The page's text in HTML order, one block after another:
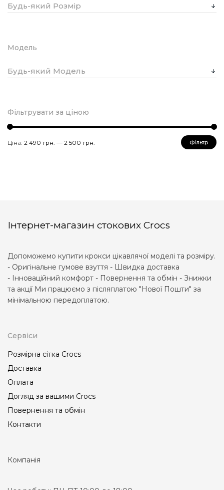
Будь-який Розмір
Модель
Будь-який Модель
Фільтрувати за ціною
Мінімальна
Найбільша
Фільтр
Ціна: 2 490 грн. — 2 500 грн.
Інтернет-магазин стокових Crocs
Допоможемо купити крокси цікавлячої моделі та розміру.
- Оригінальне гумове взуття - Швидка доставка
- Інноваційний комфорт - Повернення та обмін - Знижки
та акції Ми працюємо з післяплатою "Нової Пошти" за
мінімальною передоплатою.
Сервіси
Розмірна сітка Crocs
Доставка
Оплата
Догляд за вашими Crocs
Повернення та обмін
Контакти
Компанія